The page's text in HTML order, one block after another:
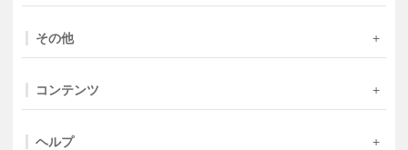
その他
コンテンツ
ヘルプ